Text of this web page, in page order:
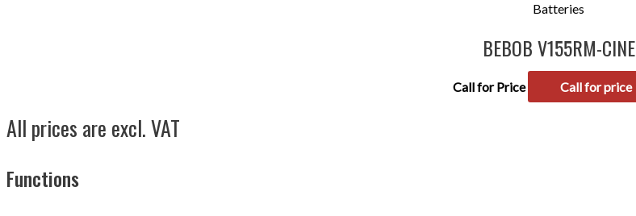
Batteries
BEBOB V155RM-CINE
Call for Price Call for price
All prices are excl. VAT
Functions